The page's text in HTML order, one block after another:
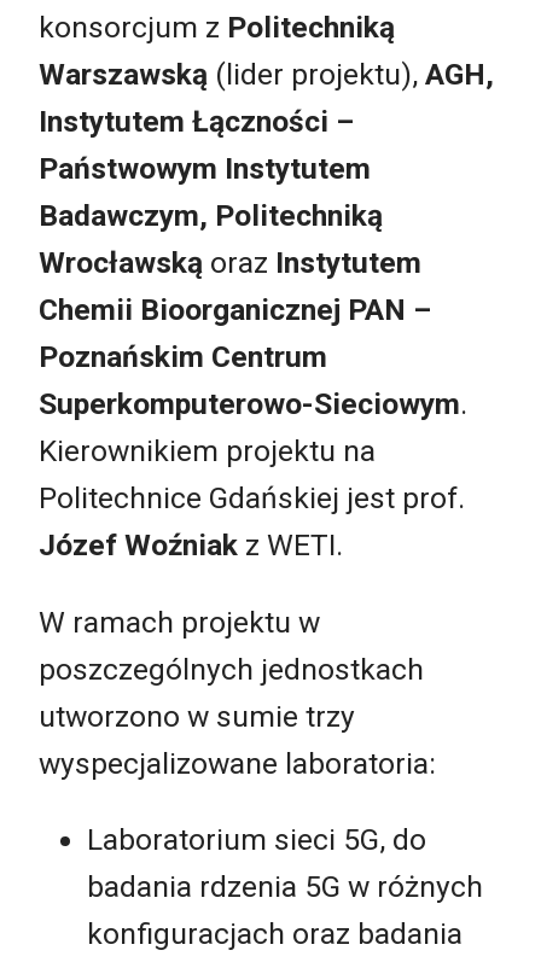
konsorcjum z Politechniką
Warszawską (lider projektu), AGH,
Instytutem Łączności –
Państwowym Instytutem
Badawczym, Politechniką
Wrocławską oraz Instytutem
Chemii Bioorganicznej PAN –
Poznańskim Centrum
Superkomputerowo-Sieciowym.
Kierownikiem projektu na
Politechnice Gdańskiej jest prof.
Józef Woźniak z WETI.
W ramach projektu w
poszczególnych jednostkach
utworzono w sumie trzy
wyspecjalizowane laboratoria:
Laboratorium sieci 5G, do
badania rdzenia 5G w różnych
konfiguracjach oraz badania